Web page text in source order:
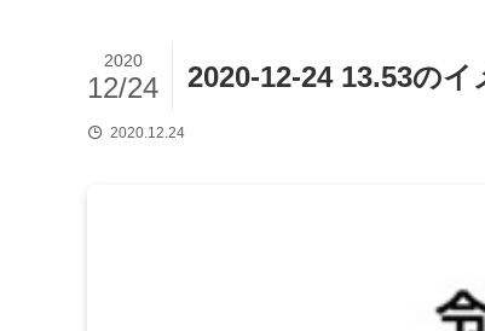
2020-12-24 13.53のイ
2020
12/24
2020.12.24